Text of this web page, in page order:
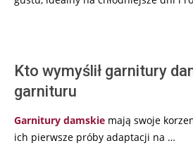
Kto wymyślił garnitury
garnituru
Garnitury damskie mają swoje
ich pierwsze próby adaptacji na …